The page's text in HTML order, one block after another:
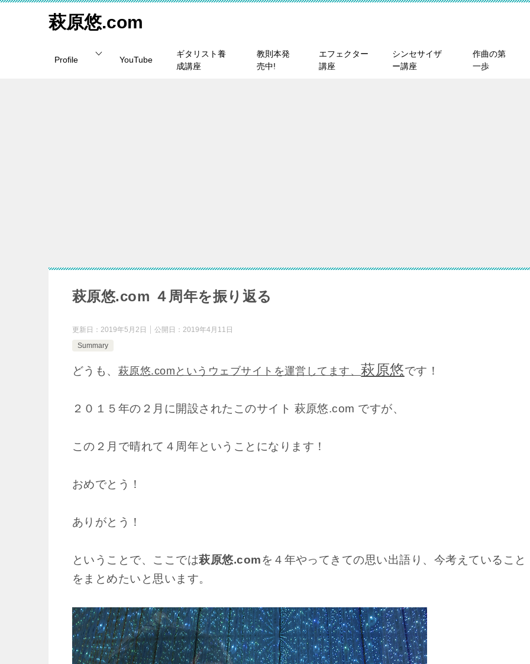
萩原悠.com
Profile YouTube
ギタリスト養
成講座
教則本発
売中!
エフェクター
講座
シンセサイザ
ー講座
作曲の第
一歩
萩原悠.com ４周年を振り返る
更新日： 2019年5月2日 公開日： 2019年4月11日
Summary
どうも、 萩原悠.comというウェブサイトを運営してます、 萩原悠です！
２０１５年の２月に開設されたこのサイト 萩原悠.com ですが、
この２月で晴れて４周年ということになります！
おめでとう！
ありがとう！
ということで、ここでは萩原悠.comを４年やってきての思い出語り、今考えていること
をまとめたいと思います。